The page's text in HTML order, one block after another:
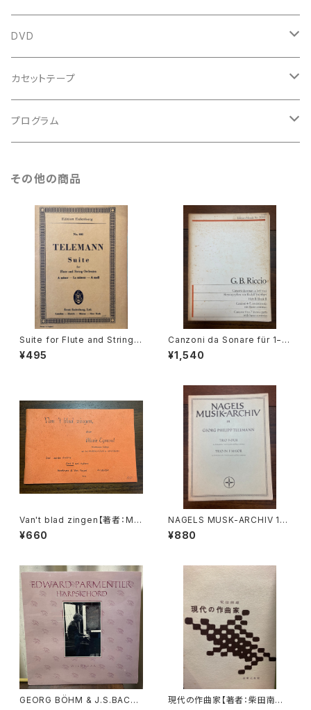
鍵盤用
スコア
古楽以外
トートバッグ
バロック
ルネサンス
DVD
古楽
古楽以外
カセットテープ
古楽
プログラム
古楽以外
その他の商品
Suite for Flute and String
Orchestra A-moll【著者：TEL
EMANN】出版社：Edition Eule
¥495
Canzoni da Sonare für 1−4
stimmen und Basso Contin
uo 4−7【著者：GIOVANNI BA
¥1,540
Van't blad zingen【著者：Mar
ie Egmond】出版社：BROEK
MANS&VAN POPPEL
¥660
NAGELS MUSK-ARCHIV 131
TRIO F-DUR für Altblockfl
öte, Viola da gamba und B
AGELS VERLAG KASSEL
¥880
GEORG BÖHM & J.S.BACH:
現代の作曲家【著者：柴田南雄】